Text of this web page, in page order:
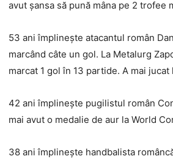
avut șansa să pună mâna pe 2 trofee
53 ani împlinește atacantul român
marcând câte un gol. La Metalurg
marcat 1 gol în 13 partide. A mai jucat
42 ani împlinește pugilistul român
mai avut o medalie de aur la World
38 ani împlinește handbalista